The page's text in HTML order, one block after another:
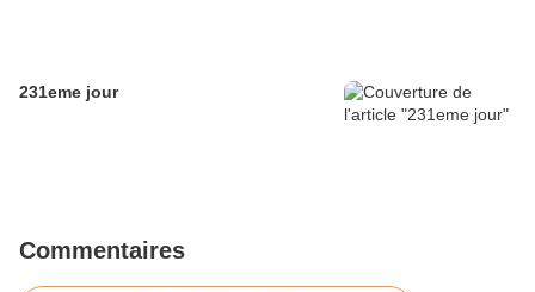
231eme jour
Commentaires